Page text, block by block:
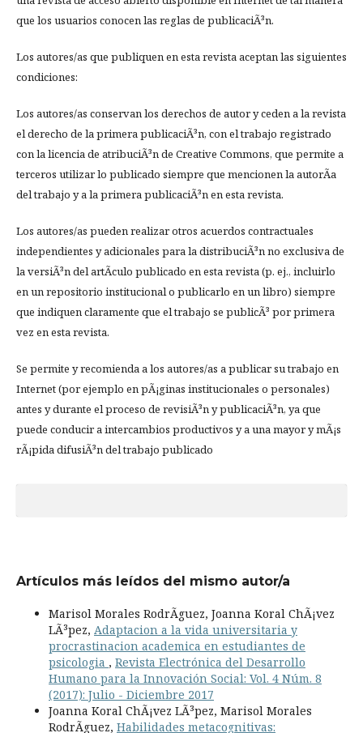
que los usuarios conocen las reglas de publicaciÃ³n.
Los autores/as que publiquen en esta revista aceptan las siguientes
condiciones:
Los autores/as conservan los derechos de autor y ceden a la revista
el derecho de la primera publicaciÃ³n, con el trabajo registrado
con la licencia de atribuciÃ³n de Creative Commons, que permite a
terceros utilizar lo publicado siempre que mencionen la autorÃ­a
del trabajo y a la primera publicaciÃ³n en esta revista.
Los autores/as pueden realizar otros acuerdos contractuales
independientes y adicionales para la distribuciÃ³n no exclusiva de
la versiÃ³n del artÃ­culo publicado en esta revista (p. ej., incluirlo
en un repositorio institucional o publicarlo en un libro) siempre
que indiquen claramente que el trabajo se publicÃ³ por primera
vez en esta revista.
Se permite y recomienda a los autores/as a publicar su trabajo en
Internet (por ejemplo en pÃ¡ginas institucionales o personales)
antes y durante el proceso de revisiÃ³n y publicaciÃ³n, ya que
puede conducir a intercambios productivos y a una mayor y mÃ¡s
rÃ¡pida difusiÃ³n del trabajo publicado
Artículos más leídos del mismo autor/a
Marisol Morales RodrÃ­guez, Joanna Koral ChÃ¡vez
LÃ³pez, Adaptacion a la vida universitaria y
procrastinacion academica en estudiantes de
psicologia , Revista Electrónica del Desarrollo
Humano para la Innovación Social: Vol. 4 Núm. 8
(2017): Julio - Diciembre 2017
Joanna Koral ChÃ¡vez LÃ³pez, Marisol Morales
RodrÃ­guez, Habilidades metacognitivas: